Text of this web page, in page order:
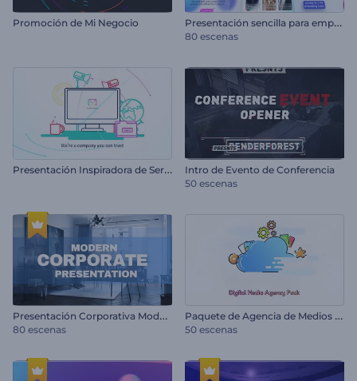
Promoción de Mi Negocio P
resentación sencilla para empresas
80 escenas
P
resentación Inspiradora de Servicio o Empresa
Intro de Evento de Conferencia
50 escenas
P
resentación Corporativa Moderna
80 escenas
P
aquete de Agencia de Medios Digitales
50 escenas